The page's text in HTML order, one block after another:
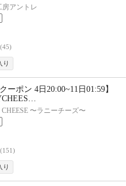
房アントレ
(45)
クーポン 4日20:00~11日01:59】
〜ラニーチーズ〜
(151)